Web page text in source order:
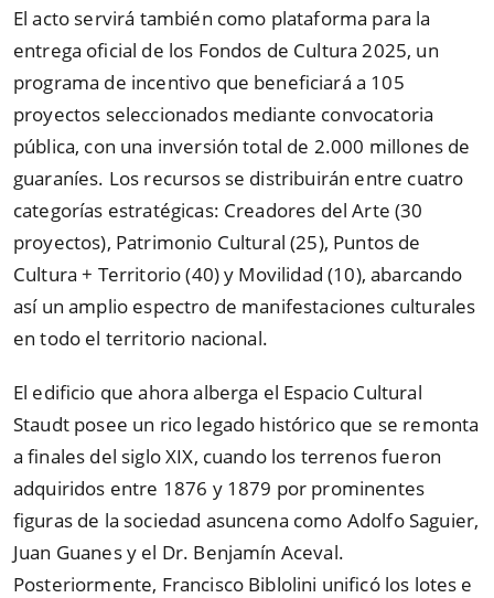
El acto servirá también como plataforma para la
entrega oficial de los Fondos de Cultura 2025, un
programa de incentivo que beneficiará a 105
proyectos seleccionados mediante convocatoria
pública, con una inversión total de 2.000 millones de
guaraníes. Los recursos se distribuirán entre cuatro
categorías estratégicas: Creadores del Arte (30
proyectos), Patrimonio Cultural (25), Puntos de
Cultura + Territorio (40) y Movilidad (10), abarcando
así un amplio espectro de manifestaciones culturales
en todo el territorio nacional.
El edificio que ahora alberga el Espacio Cultural
Staudt posee un rico legado histórico que se remonta
a finales del siglo XIX, cuando los terrenos fueron
adquiridos entre 1876 y 1879 por prominentes
figuras de la sociedad asuncena como Adolfo Saguier,
Juan Guanes y el Dr. Benjamín Aceval.
Posteriormente, Francisco Biblolini unificó los lotes e